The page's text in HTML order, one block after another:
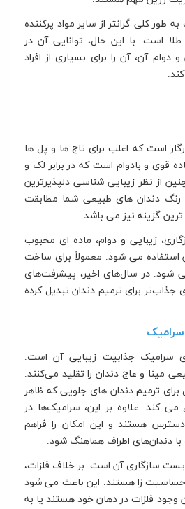
طور کلی گرانتر از سایر مواد پرکننده
طلا است. با این حال، توانایی آن در
آن، آن را برای بسیاری از افراد
است که اغلب برای تاج ها و پل ها
قوی و بادوام است که در برابر لک و
از نظر زیبایی شناسی دلپذیرترین
رنگ دندان های طبیعی شما مطابقت
ترین گزینه نیز می باشد.
زیبایی و دوام، ماده ای محبوب
استفاده می شود. معمولاً برای ساخت
شود. در سال‌های اخیر، پیشرفت‌های
جذاب‌تر برای ترمیم دندان تبدیل کرده
سرامیک
سرامیک جذابیت زیبایی آن است.
مینا و عاج دندان را تقلید می‌کنند.
برای ترمیم دندان های جلویی که ظاهر
کند. علاوه بر این، سرامیک‌ها در
هستند و این امکان را فراهم
دندان‌های اطراف هماهنگ شود.
سازگاری آن است. بر خلاف فلزات،
زا هستند. این باعث می شود
وجود فلزات در دهان خود هستند یا به